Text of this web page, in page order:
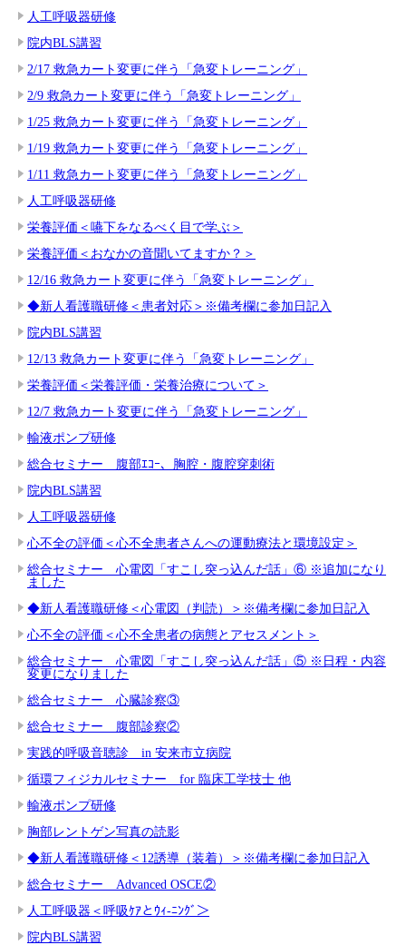
人工呼吸器研修
院内BLS講習
2/17 救急カート変更に伴う「急変トレーニング」
2/9 救急カート変更に伴う「急変トレーニング」
1/25 救急カート変更に伴う「急変トレーニング」
1/19 救急カート変更に伴う「急変トレーニング」
1/11 救急カート変更に伴う「急変トレーニング」
人工呼吸器研修
栄養評価＜嚥下をなるべく目で学ぶ＞
栄養評価＜おなかの音聞いてますか？＞
12/16 救急カート変更に伴う「急変トレーニング」
◆新人看護職研修＜患者対応＞※備考欄に参加日記入
院内BLS講習
12/13 救急カート変更に伴う「急変トレーニング」
栄養評価＜栄養評価・栄養治療について＞
12/7 救急カート変更に伴う「急変トレーニング」
輸液ポンプ研修
総合セミナー 腹部ｴｺｰ、胸腔・腹腔穿刺術
院内BLS講習
人工呼吸器研修
心不全の評価＜心不全患者さんへの運動療法と環境設定＞
総合セミナー 心電図「すこし突っ込んだ話」⑥ ※追加になり
ました
◆新人看護職研修＜心電図（判読）＞※備考欄に参加日記入
心不全の評価＜心不全患者の病態とアセスメント＞
総合セミナー 心電図「すこし突っ込んだ話」⑤ ※日程・内容
変更になりました
総合セミナー 心臓診察③
総合セミナー 腹部診察②
実践的呼吸音聴診 in 安来市立病院
循環フィジカルセミナー for 臨床工学技士 他
輸液ポンプ研修
胸部レントゲン写真の読影
◆新人看護職研修＜12誘導（装着）＞※備考欄に参加日記入
総合セミナー Advanced OSCE②
人工呼吸器＜呼吸ｹｱとｳｨ-ﾆﾝｸﾞ＞
院内BLS講習